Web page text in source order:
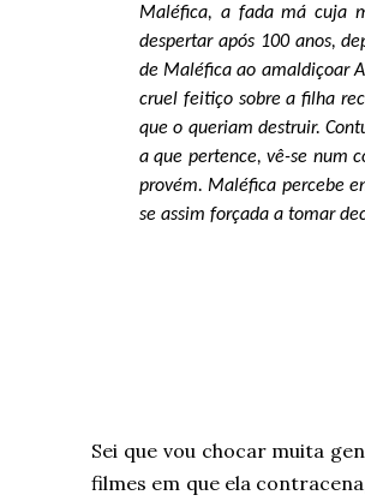
Maléfica, a fada má cuja
despertar após 100 anos,
de Maléfica ao amaldiçoar
cruel feitiço sobre a filha
que o queriam destruir.
a que pertence, vê-se num
provém. Maléfica percebe
se assim forçada a tomar
Sei que vou chocar muita
filmes em que ela